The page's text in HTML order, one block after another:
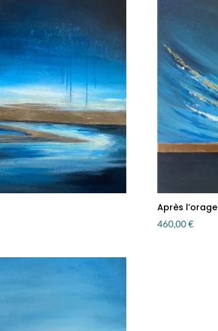
Après l’orage
460,00€